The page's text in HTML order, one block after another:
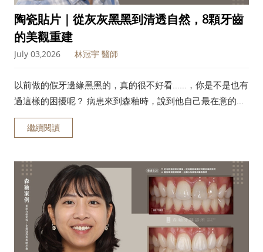
陶瓷貼片｜從灰灰黑黑到清透自然，8顆牙齒
的美觀重建
July 03,2026 林冠宇 醫師
以前做的假牙邊緣黑黑的，真的很不好看……，你是不是也有
過這樣的困擾呢？ 病患來到森釉時，說到他自己最在意的問
題就是牙齒黑黑髒髒的 ，由於他的兩顆前牙是以前做的假
牙，當時兩顆牙齒被連在一起，導致牙縫無法清潔，時間久
繼續閱讀